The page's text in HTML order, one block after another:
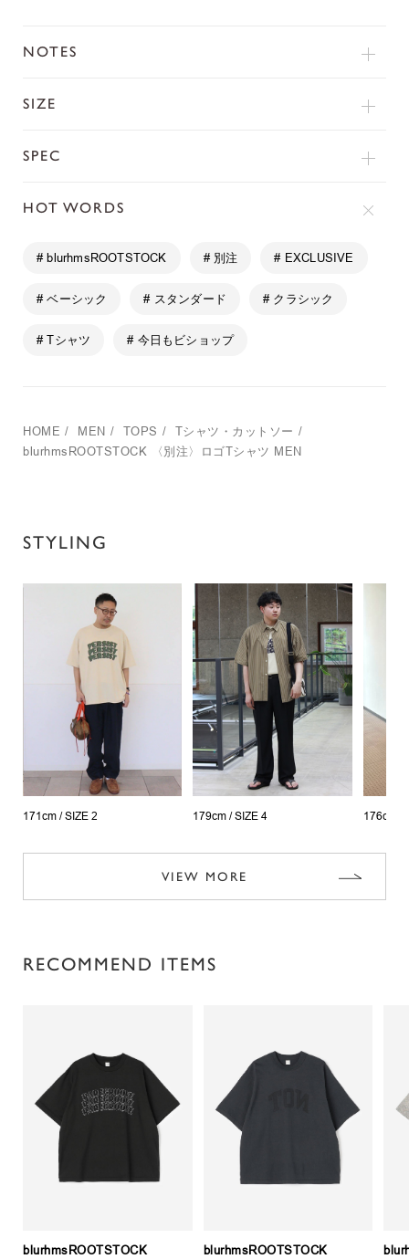
NOTES
SIZE
SPEC
HOT WORDS
# blurhmsROOTSTOCK # 別注 # EXCLUSIVE
# ベーシック # スタンダード # クラシック
# Tシャツ # 今日もビショップ
HOME / MEN / TOPS / Tシャツ・カットソー /
blurhmsROOTSTOCK
〈別注〉ロゴTシャツ MEN
STYLING
171cm / SIZE 2 179cm / SIZE 4 176cm /
VIEW MORE
RECOMMEND ITEMS
blurhmsROOTSTOCK blurhmsROOTSTOCK